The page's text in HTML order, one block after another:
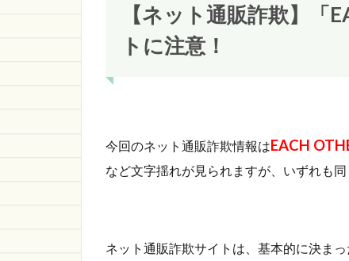
OTHER」
販サイト
の詐欺
情報
1.2
【ネット通販詐欺】「
トに注意！
今回のネット通販詐欺情報はEACH
など文字揺れが見られますが、いずれも同
ネット通販詐欺サイトは、基本的に決ま